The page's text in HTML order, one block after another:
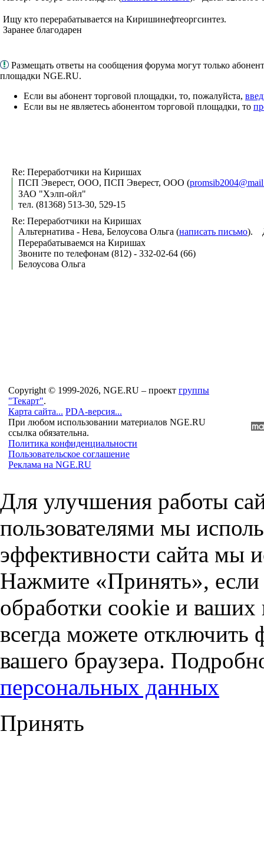
Ищу кто перерабатывается на Киришинефтеоргсинтез.
Заранее благодарен
Размещать ответы на сообщения форума могут только
площадки NGE.RU.
Если вы абонент торговой площадки, то, пожалуйста,
Если вы не являетесь абонентом торговой площадки, то
Re: Переработчики на Киришах
ПСП Эверест, ООО, ПСП Эверест, ООО (
ЗАО "Хэлп-ойл"
тел. (81368) 513-30, 529-15
Re: Переработчики на Киришах
Альтернатива - Нева, Белоусова Ольга (написать письмо).
Перерабатываемся на Киришах
Звоните по телефонам (812) - 332-02-64 (66)
Белоусова Ольга
Copyright © 1999-2026, NGE.RU – проект группы
"Текарт".
Карта сайта... PDA-версия...
При любом использовании материалов NGE.RU
ссылка обязательна.
Политика конфиденциальности
Пользовательское соглашение
Реклама на NGE.RU
Для улучшения работы
пользователями мы
эффективности сайта мы
Нажмите «Принять», если
обработки cookie и
всегда можете отключить
вашего браузера.
персональных данных
Принять